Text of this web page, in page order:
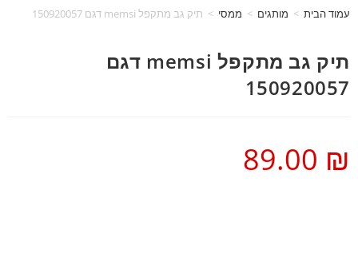
עמוד הבית > מותגים > ממסי > תיק גב מתקפל memsi דגם 150920057
תיק גב מתקפל memsi דגם
150920057
89.00 ₪